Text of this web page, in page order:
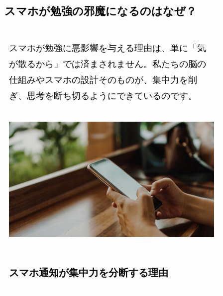
スマホが勉強の邪魔になるのはなぜ？
スマホが勉強に悪影響を与える理由は、単に「気
が散るから」では済まされません。私たちの脳の
仕組みやスマホの設計そのものが、集中力を削
ぎ、思考を断ち切るようにできているのです。
スマホ通知が集中力を分断する理由